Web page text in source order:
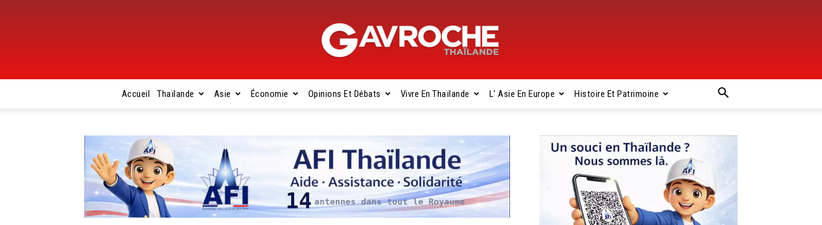
Gavroche
Thaïlande
Accueil Thaïlande Asie Économie Opinions Et Débats Vivre En Thaïlande L’ Asie En Europe Histoire Et Patrimoine